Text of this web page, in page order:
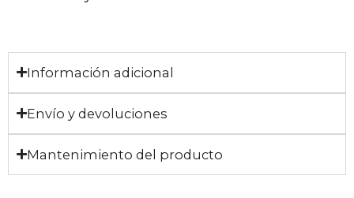
Información adicional
Envío y devoluciones
Mantenimiento del producto